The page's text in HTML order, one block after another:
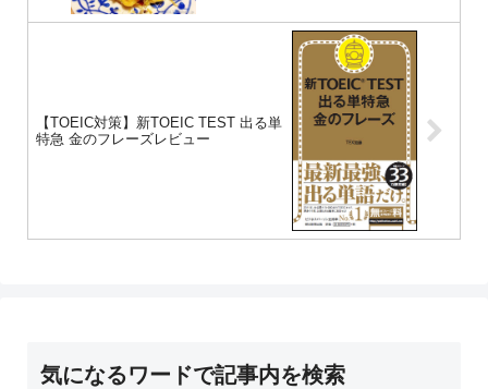
【TOEIC対策】新TOEIC TEST 出る単
特急 金のフレーズレビュー
気になるワードで記事内を検索